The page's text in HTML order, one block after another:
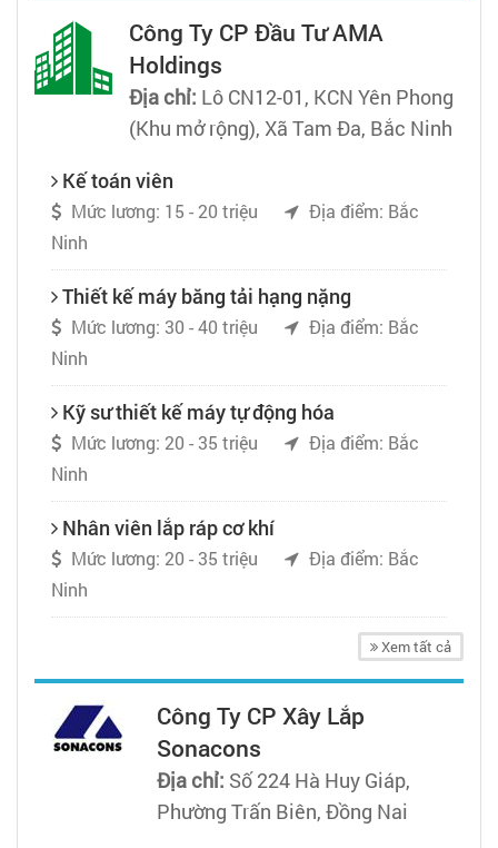
Công Ty CP Đầu Tư AMA
Holdings
Địa chỉ: Lô CN12-01, KCN Yên Phong
(Khu mở rộng), Xã Tam Đa, Bắc Ninh
Kế toán viên
Mức lương: 15 - 20 triệu
Địa điểm: Bắc
Ninh
Thiết kế máy băng tải hạng nặng
Mức lương: 30 - 40 triệu
Địa điểm: Bắc
Ninh
Kỹ sư thiết kế máy tự động hóa
Mức lương: 20 - 35 triệu
Địa điểm: Bắc
Ninh
Nhân viên lắp ráp cơ khí
Mức lương: 20 - 35 triệu
Địa điểm: Bắc
Ninh
Xem tất cả
Công Ty CP Xây Lắp
Sonacons
Địa chỉ: Số 224 Hà Huy Giáp,
Phường Trấn Biên, Đồng Nai